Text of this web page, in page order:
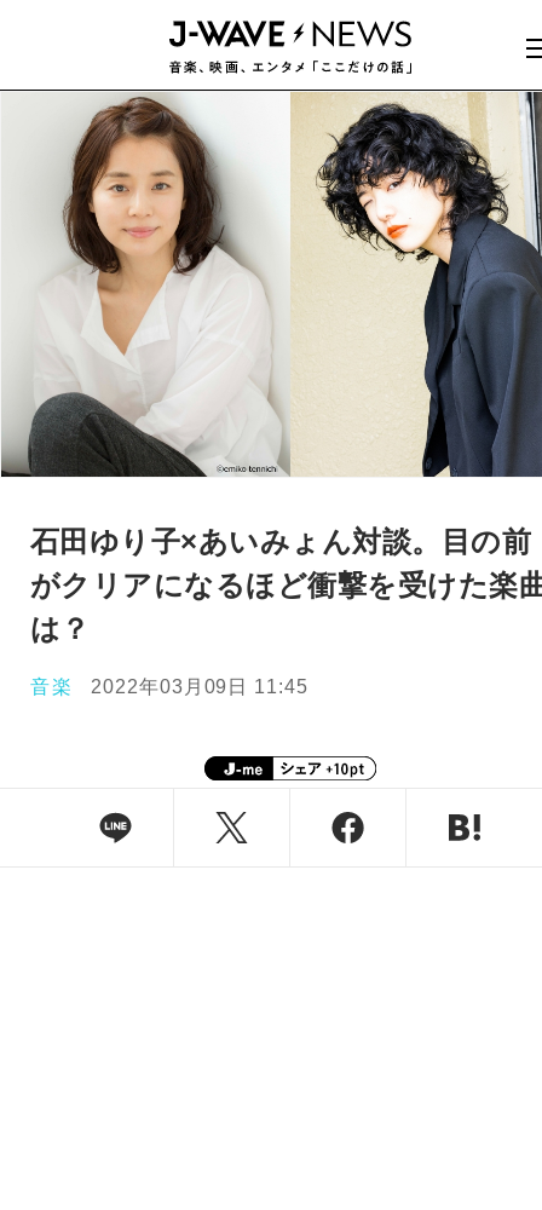
石田ゆり子×あいみょん対談。目の前
がクリアになるほど衝撃を受けた楽
は？
音楽 2022年03月09日 11:45